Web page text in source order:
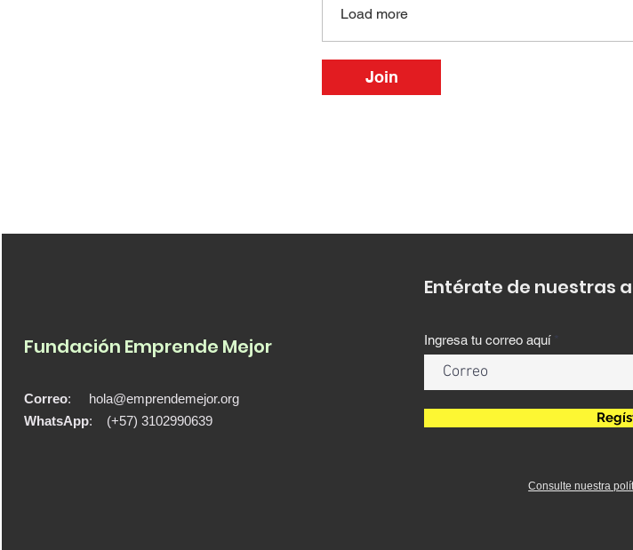
Load more
Join
Fundación Emprende Mejor
Correo: hola@emprendemejor.org
WhatsApp: (+57) 3102990639
Entérate de nuestras
Ingresa tu correo aquí
Consulte nuestra